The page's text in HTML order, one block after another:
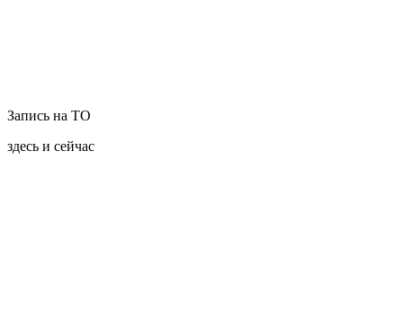
Запись на ТО
здесь и сейчас